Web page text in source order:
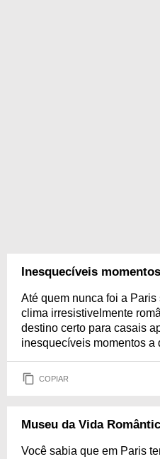
Inesquecíveis
Até quem nunca foi a
clima irresistivelmente
destino certo para casais
inesquecíveis momentos a
COPIAR
Museu da Vida
Você sabia que em Paris